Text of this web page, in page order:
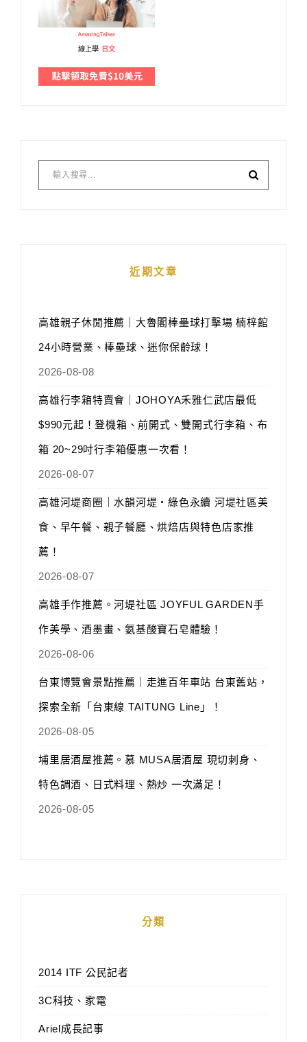
線上學 日文
近期文章
高雄親子休閒推薦｜大魯閣棒壘球打擊場 楠梓館
24小時營業、棒壘球、迷你保齡球！
2026-08-08
高雄行李箱特賣會｜JOHOYA禾雅仁武店最低
$990元起！登機箱、前開式、雙開式行李箱、布
箱 20~29吋行李箱優惠一次看！
2026-08-07
高雄河堤商圈｜水韻河堤‧綠色永續 河堤社區美
食、早午餐、親子餐廳、烘焙店與特色店家推
薦！
2026-08-07
高雄手作推薦。河堤社區 JOYFUL GARDEN手
作美學、酒墨畫、氨基酸寶石皂體驗！
2026-08-06
台東博覽會景點推薦｜走進百年車站 台東舊站，
探索全新「台東線 TAITUNG Line」！
2026-08-05
埔里居酒屋推薦。慕 MUSA居酒屋 現切刺身、
特色調酒、日式料理、熱炒 一次滿足！
2026-08-05
分類
2014 ITF 公民記者
3C科技、家電
Ariel成長記事